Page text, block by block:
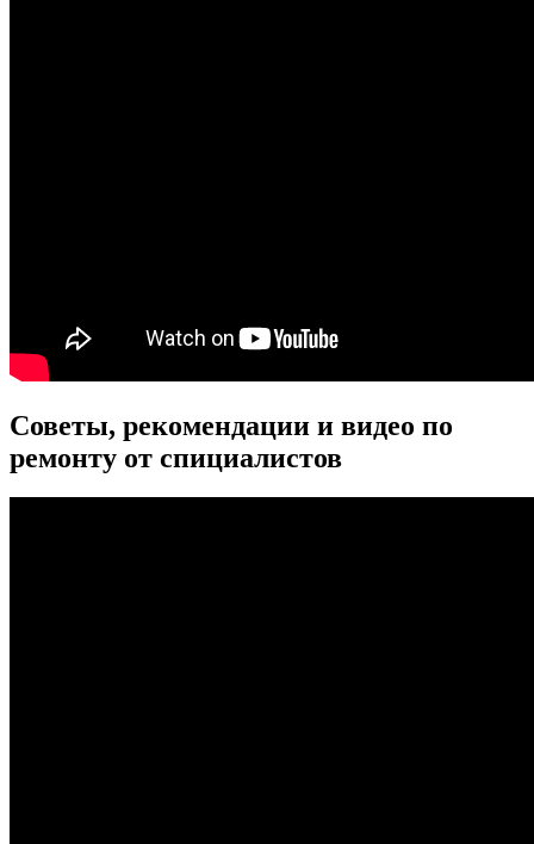
Советы, рекомендации и видео по
ремонту от спициалистов